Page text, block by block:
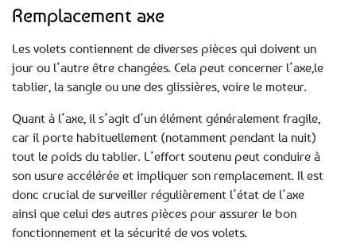
Remplacement axe
Les volets contiennent de diverses pièces qui doivent un
jour ou l’autre être changées. Cela peut concerner l’axe,le
tablier, la sangle ou une des glissières, voire le moteur.
Quant à l’axe, il s’agit d’un élément généralement fragile,
car il porte habituellement (notamment pendant la nuit)
tout le poids du tablier. L’effort soutenu peut conduire à
son usure accélérée et impliquer son remplacement. Il est
donc crucial de surveiller régulièrement l’état de l’axe
ainsi que celui des autres pièces pour assurer le bon
fonctionnement et la sécurité de vos volets.